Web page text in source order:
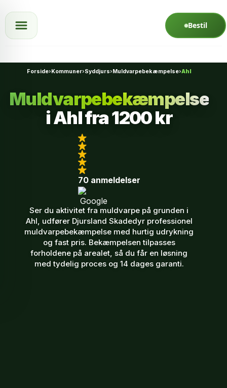
Spring til indhold
Bestil
Forside›Kommuner›Syddjurs›Muldvarpebekæmpelse›Ahl
Muldvarpebekæmpelse
i Ahl fra1200 kr
70 anmeldelser
Ser du aktivitet fra muldvarpe på grunden i
Ahl, udfører Djursland Skadedyr professionel
muldvarpebekæmpelse med hurtig udrykning
og fast pris. Bekæmpelsen tilpasses
forholdene på arealet, så du får en løsning
med tydelig proces og 14 dages garanti.